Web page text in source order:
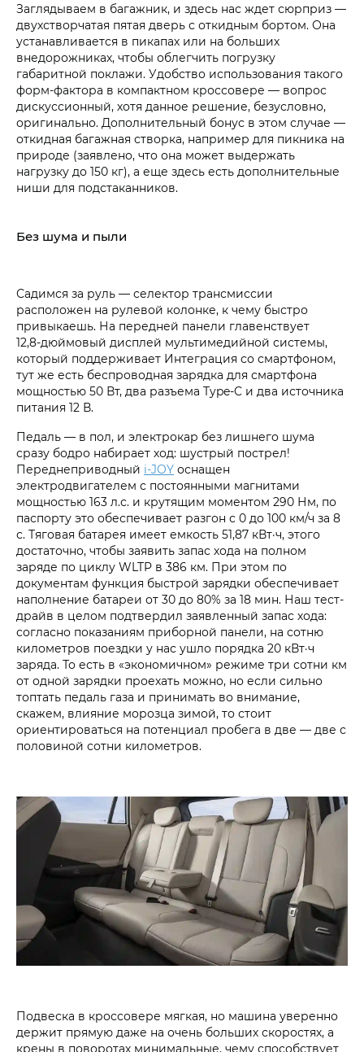
Заглядываем в багажник, и здесь нас ждет сюрприз —
двухстворчатая пятая дверь с откидным бортом. Она
устанавливается в пикапах или на больших
внедорожниках, чтобы облегчить погрузку
габаритной поклажи. Удобство использования такого
форм-фактора в компактном кроссовере — вопрос
дискуссионный, хотя данное решение, безусловно,
оригинально. Дополнительный бонус в этом случае —
откидная багажная створка, например для пикника на
природе (заявлено, что она может выдержать
нагрузку до 150 кг), а еще здесь есть дополнительные
ниши для подстаканников.
Без шума и пыли
Садимся за руль — селектор трансмиссии
расположен на рулевой колонке, к чему быстро
привыкаешь. На передней панели главенствует
12,8‑дюймовый дисплей мультимедийной системы,
который поддерживает Интеграция со смартфоном,
тут же есть беспроводная зарядка для смартфона
мощностью 50 Вт, два разъема Type-C и два источника
питания 12 В.
Педаль — в пол, и электрокар без лишнего шума
сразу бодро набирает ход: шустрый пострел!
Переднеприводный i‑JOY оснащен
электродвигателем с постоянными магнитами
мощностью 163 л.с. и крутящим моментом 290 Нм, по
паспорту это обеспечивает разгон с 0 до 100 км/ч за 8
с. Тяговая батарея имеет емкость 51,87 кВт·ч, этого
достаточно, чтобы заявить запас хода на полном
заряде по циклу WLTP в 386 км. При этом по
документам функция быстрой зарядки обеспечивает
наполнение батареи от 30 до 80% за 18 мин. Наш тест-
драйв в целом подтвердил заявленный запас хода:
согласно показаниям приборной панели, на сотню
километров поездки у нас ушло порядка 20 кВт·ч
заряда. То есть в «экономичном» режиме три сотни км
от одной зарядки проехать можно, но если сильно
топтать педаль газа и принимать во внимание,
скажем, влияние морозца зимой, то стоит
ориентироваться на потенциал пробега в две — две с
половиной сотни километров.
Подвеска в кроссовере мягкая, но машина уверенно
держит прямую даже на очень больших скоростях, а
крены в поворотах минимальные, чему способствует